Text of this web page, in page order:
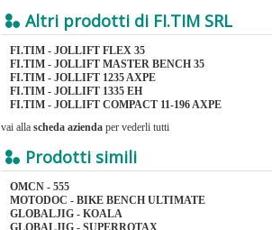
Altri prodotti di FI.TIM SRL
FI.TIM - JOLLIFT FLEX 35
FI.TIM - JOLLIFT MASTER BENCH 35
FI.TIM - JOLLIFT 1235 AXPE
FI.TIM - JOLLIFT 1335 EH
FI.TIM - JOLLIFT COMPACT 11-196 AXPE
vai alla scheda azienda per vederli tutti
Prodotti simili
OMCN - 555
MOTODOC - BIKE BENCH ULTIMATE
GLOBALJIG - KOALA
GLOBALJIG - SUPERROTAX